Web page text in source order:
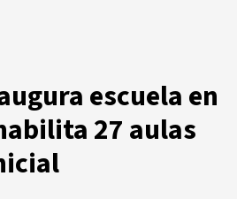
escuela en
27 aulas